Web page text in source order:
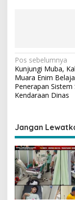
N
a
v
i
a
s
i
p
o
Pos sebelumnya
Kunjungi Muba,
Muara Enim
Penerapan Sistem
Kendaraan Dinas
Jangan